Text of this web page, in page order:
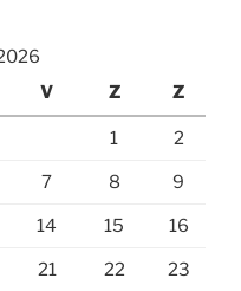
V Z Z
1 2
7 8 9
14 15 16
21 22 23